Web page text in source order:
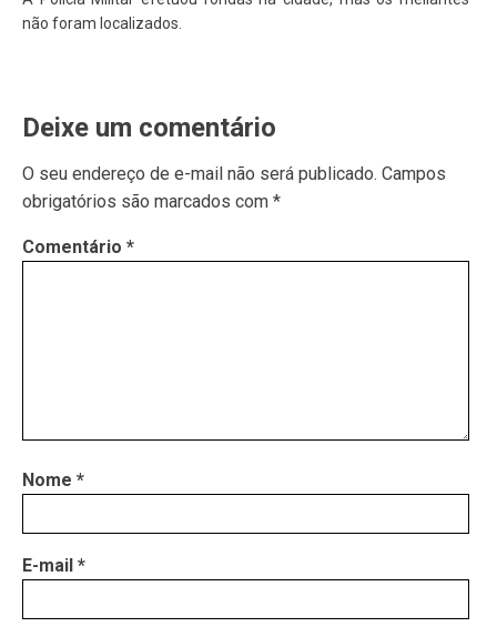
não foram localizados.
Deixe um comentário
O seu endereço de e-mail não será publicado. Campos
obrigatórios são marcados com *
Comentário *
Nome *
E-mail *